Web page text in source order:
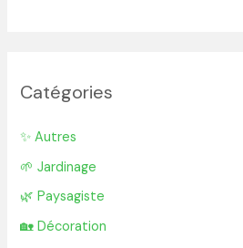
Catégories
✨ Autres
🌱 Jardinage
🌿 Paysagiste
🏡 Décoration